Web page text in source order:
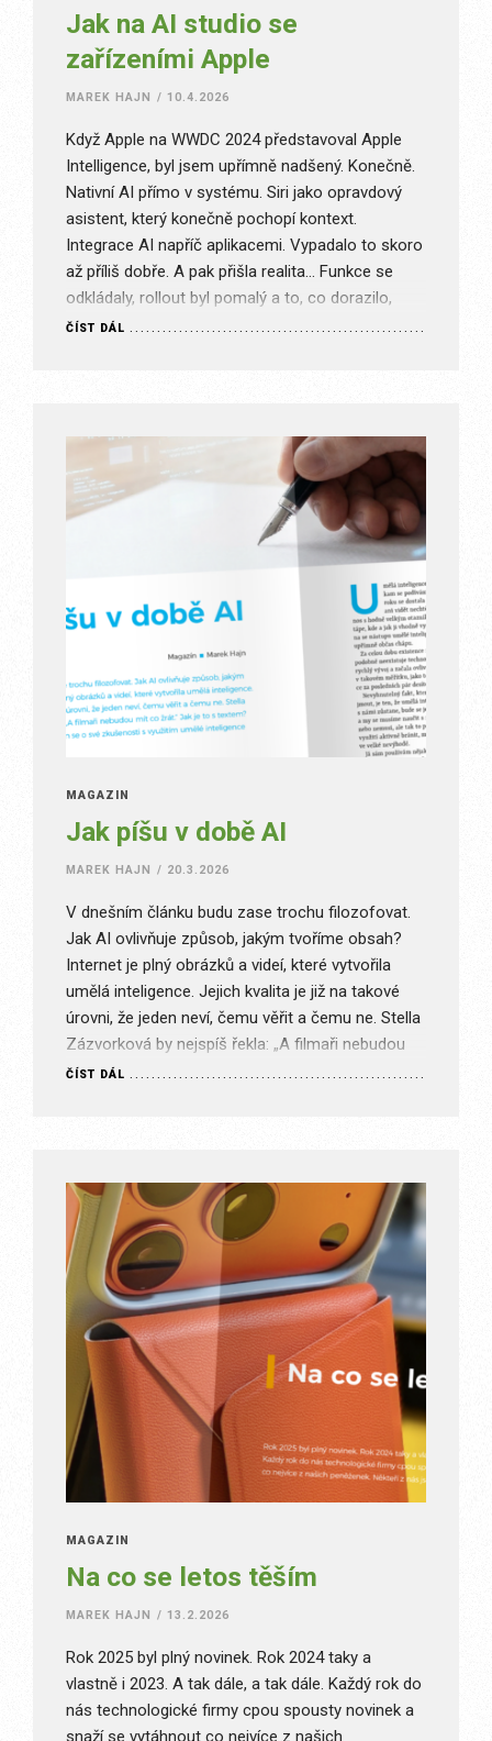
Jak na AI studio se
zařízeními Apple
MAREK HAJN / 10.4.2026
Když Apple na WWDC 2024 představoval Apple
Intelligence, byl jsem upřímně nadšený. Konečně.
Nativní AI přímo v systému. Siri jako opravdový
asistent, který konečně pochopí kontext.
Integrace AI napříč aplikacemi. Vypadalo to skoro
až příliš dobře. A pak přišla realita… Funkce se
odkládaly, rollout byl pomalý a to, co dorazilo,
bylo… slušné. Ale rozhodně ne…
ČÍST DÁL
MAGAZÍN
Jak píšu v době AI
MAREK HAJN / 20.3.2026
V dnešním článku budu zase trochu filozofovat.
Jak AI ovlivňuje způsob, jakým tvoříme obsah?
Internet je plný obrázků a videí, které vytvořila
umělá inteligence. Jejich kvalita je již na takové
úrovni, že jeden neví, čemu věřit a čemu ne. Stella
Zázvorková by nejspíš řekla: „A filmaři nebudou
mít co žrát.“ Jak je to s textem?…
ČÍST DÁL
MAGAZÍN
Na co se letos těším
MAREK HAJN / 13.2.2026
Rok 2025 byl plný novinek. Rok 2024 taky a
vlastně i 2023. A tak dále, a tak dále. Každý rok do
nás technologické firmy cpou spousty novinek a
snaží se vytáhnout co nejvíce z našich